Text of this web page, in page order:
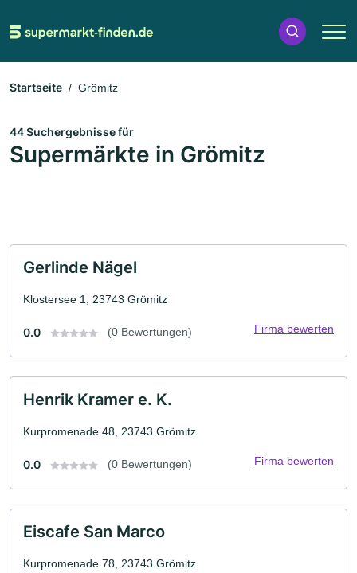
Startseite Grömitz
44 Suchergebnisse für
Supermärkte in Grömitz
Gerlinde Nägel
Klostersee 1, 23743 Grömitz
0.0 (0 Bewertungen) Firma bewerten
Henrik Kramer e. K.
Kurpromenade 48, 23743 Grömitz
0.0 (0 Bewertungen) Firma bewerten
Eiscafe San Marco
Kurpromenade 78, 23743 Grömitz